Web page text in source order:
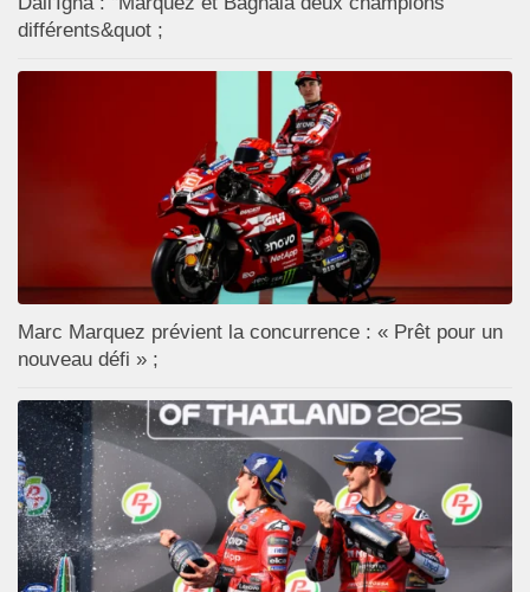
différents&quot ;
Marc Marquez prévient la concurrence : « Prêt pour un
nouveau défi » ;